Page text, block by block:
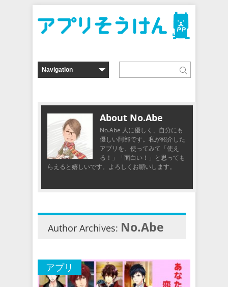
About No.Abe
No.Abe 人に優しく、自分にも
優しい阿部です。私が紹介した
アプリを、使ってみて「使え
る！」「面白い！」と思っても
らえると嬉しいです。よろしくお願いします。
Author Archives: No.Abe
アプリ